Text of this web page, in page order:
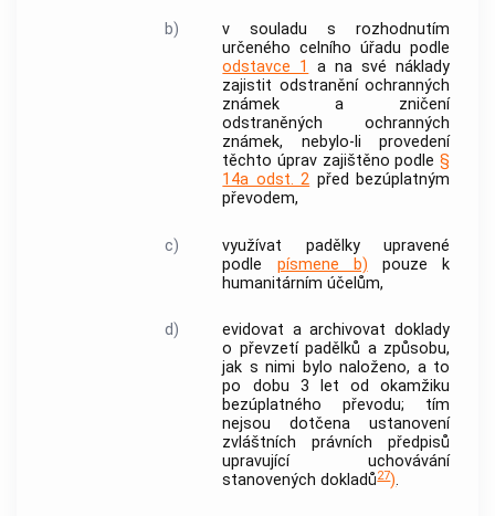
b)
v souladu s rozhodnutím
určeného celního úřadu podle
odstavce 1
a na své náklady
zajistit odstranění ochranných
známek a zničení
odstraněných ochranných
známek, nebylo-li provedení
těchto úprav zajištěno podle §
14a odst. 2 před bezúplatným
převodem,
c)
využívat padělky upravené
podle písmene b) pouze k
humanitárním účelům,
d)
evidovat a archivovat doklady
o převzetí padělků a způsobu,
jak s nimi bylo naloženo, a to
po dobu 3 let od okamžiku
bezúplatného převodu; tím
nejsou dotčena ustanovení
zvláštních právních předpisů
upravující uchovávání
stanovených dokladů27).